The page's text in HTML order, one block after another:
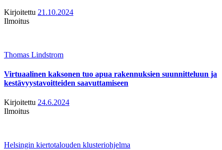
Kirjoitettu 21.10.2024
Ilmoitus
Thomas Lindstrom
Virtuaalinen kaksonen tuo apua rakennuksien suunnitteluun ja
kestävyystavoitteiden saavuttamiseen
Kirjoitettu 24.6.2024
Ilmoitus
Helsingin kiertotalouden klusteriohjelma